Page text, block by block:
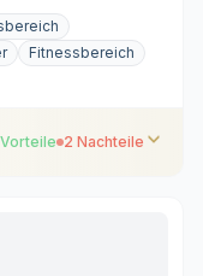
Fitnessbereich
Gefängnisses
2 Nachteile